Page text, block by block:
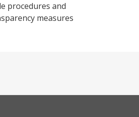
procedures and
measures